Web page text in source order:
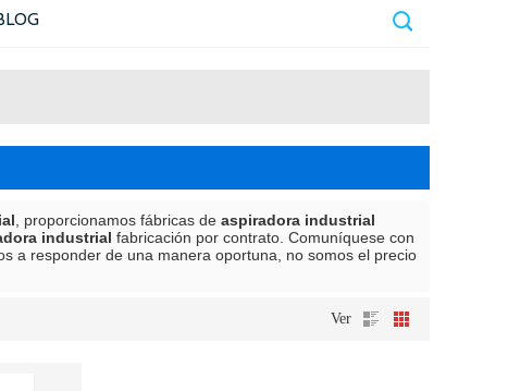
, proporcionamos fábricas de aspiradora industrial
industrial fabricación por contrato. Comuníquese con
a responder de una manera oportuna, no somos el precio
Ver